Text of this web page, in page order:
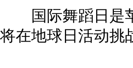
国际舞蹈日是苹
将在地球日活动挑